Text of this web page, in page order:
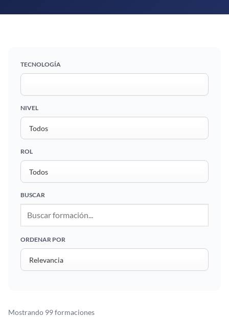
TECNOLOGÍA
NIVEL
ROL
BUSCAR
ORDENAR POR
Mostrando 99 formaciones